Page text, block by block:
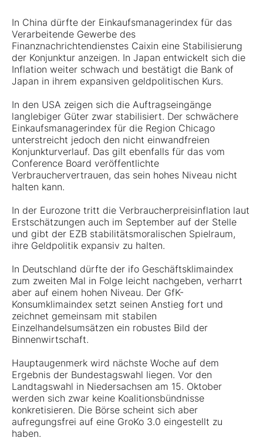
In China dürfte der Einkaufsmanagerindex für das
Verarbeitende Gewerbe des
Finanznachrichtendienstes Caixin eine Stabilisierung
der Konjunktur anzeigen. In Japan entwickelt sich die
Inflation weiter schwach und bestätigt die Bank of
Japan in ihrem expansiven geldpolitischen Kurs.
In den USA zeigen sich die Auftragseingänge
langlebiger Güter zwar stabilisiert. Der schwächere
Einkaufsmanagerindex für die Region Chicago
unterstreicht jedoch den nicht einwandfreien
Konjunkturverlauf. Das gilt ebenfalls für das vom
Conference Board veröffentlichte
Verbrauchervertrauen, das sein hohes Niveau nicht
halten kann.
In der Eurozone tritt die Verbraucherpreisinflation laut
Erstschätzungen auch im September auf der Stelle
und gibt der EZB stabilitätsmoralischen Spielraum,
ihre Geldpolitik expansiv zu halten.
In Deutschland dürfte der ifo Geschäftsklimaindex
zum zweiten Mal in Folge leicht nachgeben, verharrt
aber auf einem hohen Niveau. Der GfK-
Konsumklimaindex setzt seinen Anstieg fort und
zeichnet gemeinsam mit stabilen
Einzelhandelsumsätzen ein robustes Bild der
Binnenwirtschaft.
Hauptaugenmerk wird nächste Woche auf dem
Ergebnis der Bundestagswahl liegen. Vor den
Landtagswahl in Niedersachsen am 15. Oktober
werden sich zwar keine Koalitionsbündnisse
konkretisieren. Die Börse scheint sich aber
aufregungsfrei auf eine GroKo 3.0 eingestellt zu
haben.